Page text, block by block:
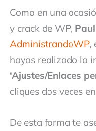
Como en una
y crack de WP,
AdministrandoWP,
hayas realizado la
‘Ajustes/Enlaces
cliques dos veces
De esta forma te